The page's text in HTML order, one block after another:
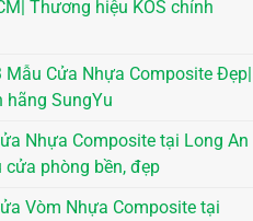
Thương hiệu KOS chính
Mẫu Cửa Nhựa Composite Đẹp|
hãng SungYu
Nhựa Composite tại Long An
cửa phòng bền, đẹp
Vòm Nhựa Composite tại